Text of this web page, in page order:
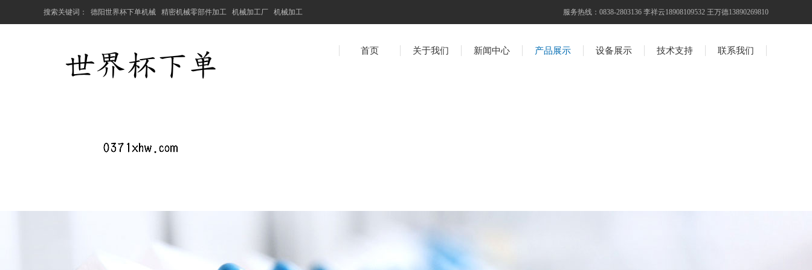
搜索关键词： 德阳世界杯下单机械 精密机械零部件加工 机械加工厂 机械加工 服务热线：0838-2803136 李祥云18908109532 王万德13890269810
首页 关于我们 新闻中心 产品展示 设备展示 技术支持 联系我们